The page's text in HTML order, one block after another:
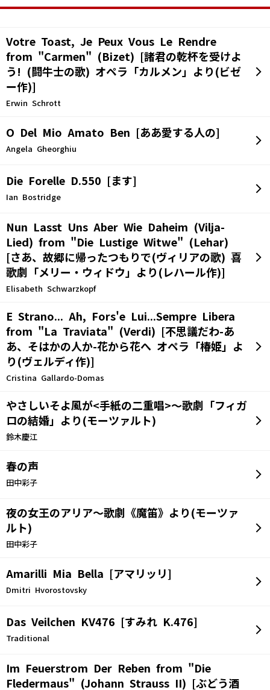
Votre Toast, Je Peux Vous Le Rendre
from "Carmen" (Bizet) [諸君の乾杯を受けよ
う! (闘牛士の歌) オペラ「カルメン」より(ビゼ
ー作)]
Erwin Schrott
O Del Mio Amato Ben [ああ愛する人の]
Angela Gheorghiu
Die Forelle D.550 [ます]
Ian Bostridge
Nun Lasst Uns Aber Wie Daheim (Vilja-
Lied) from "Die Lustige Witwe" (Lehar)
[さあ、故郷に帰ったつもりで(ヴィリアの歌) 喜
歌劇「メリー・ウィドウ」より(レハール作)]
Elisabeth Schwarzkopf
E Strano... Ah, Fors'e Lui...Sempre Libera
from "La Traviata" (Verdi) [不思議だわ-あ
あ、そはかの人か-花から花へ オペラ「椿姫」よ
り(ヴェルディ作)]
Cristina Gallardo-Domas
やさしいそよ風が<手紙の二重唱>～歌劇「フィガ
ロの結婚」より(モーツァルト)
鈴木慶江
春の声
田中彩子
夜の女王のアリア～歌劇《魔笛》より(モーツァ
ルト)
田中彩子
Amarilli Mia Bella [アマリッリ]
Dmitri Hvorostovsky
Das Veilchen KV476 [すみれ K.476]
Traditional
Im Feuerstrom Der Reben from "Die
Fledermaus" (Johann Strauss II) [ぶどう酒